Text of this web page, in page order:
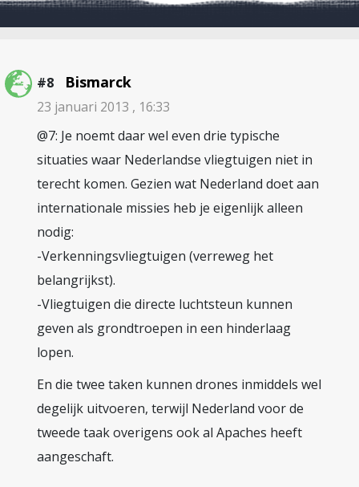
#8 Bismarck
23 januari 2013 , 16:33
@7: Je noemt daar wel even drie typische
situaties waar Nederlandse vliegtuigen niet in
terecht komen. Gezien wat Nederland doet aan
internationale missies heb je eigenlijk alleen
nodig:
-Verkenningsvliegtuigen (verreweg het
belangrijkst).
-Vliegtuigen die directe luchtsteun kunnen
geven als grondtroepen in een hinderlaag
lopen.
En die twee taken kunnen drones inmiddels wel
degelijk uitvoeren, terwijl Nederland voor de
tweede taak overigens ook al Apaches heeft
aangeschaft.